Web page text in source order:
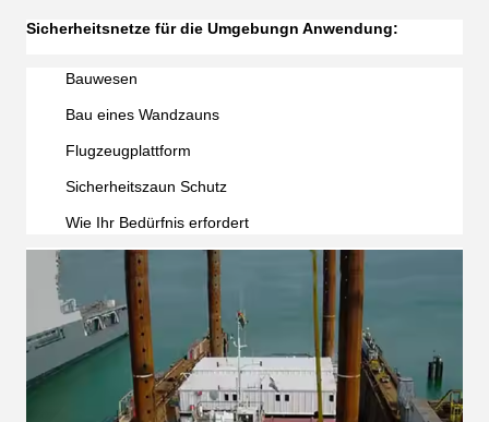
Sicherheitsnetze für die Umgebungn Anwendung:
Bauwesen
Bau eines Wandzauns
Flugzeugplattform
Sicherheitszaun Schutz
Wie Ihr Bedürfnis erfordert